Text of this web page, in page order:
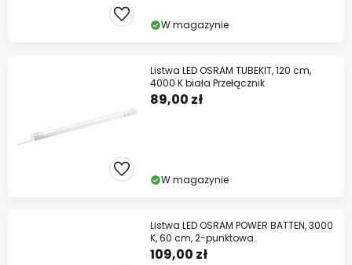
W magazynie
Listwa LED OSRAM TUBEKIT, 120 cm,
4000 K biała Przełącznik
89,00 zł
W magazynie
Listwa LED OSRAM POWER BATTEN, 3000
K, 60 cm, 2-punktowa.
109,00 zł